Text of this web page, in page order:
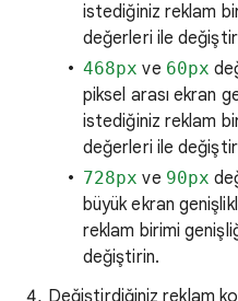
istediğiniz reklam
değerleri ile
468px ve 60px
piksel arası ekran
istediğiniz reklam
değerleri ile
728px ve 90px
büyük ekran
reklam birimi
değiştirin.
Değiştirdiğiniz reklam